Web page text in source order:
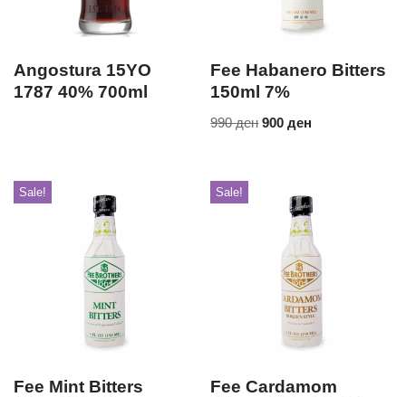
Angostura 15YO
1787 40% 700ml
Fee Habanero Bitters
150ml 7%
990ден 900ден
Sale!
Fee Mint Bitters
Sale!
Fee Cardamom